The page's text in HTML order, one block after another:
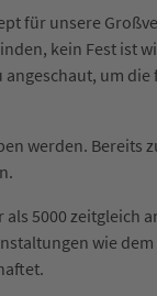
für unsere
kein Fest ist
um
werden. Bereits
5000 zeitgleich
wie